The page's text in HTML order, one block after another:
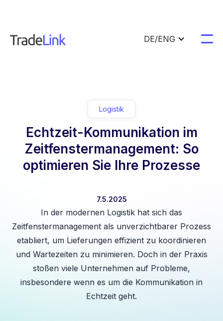
DE/ENG
Logistik
Echtzeit-Kommunikation im
Zeitfenstermanagement: So
optimieren Sie Ihre Prozesse
7.5.2025
In der modernen Logistik hat sich das
Zeitfenstermanagement als unverzichtbarer Prozess
etabliert, um Lieferungen effizient zu koordinieren
und Wartezeiten zu minimieren. Doch in der Praxis
stoßen viele Unternehmen auf Probleme,
insbesondere wenn es um die Kommunikation in
Echtzeit geht.